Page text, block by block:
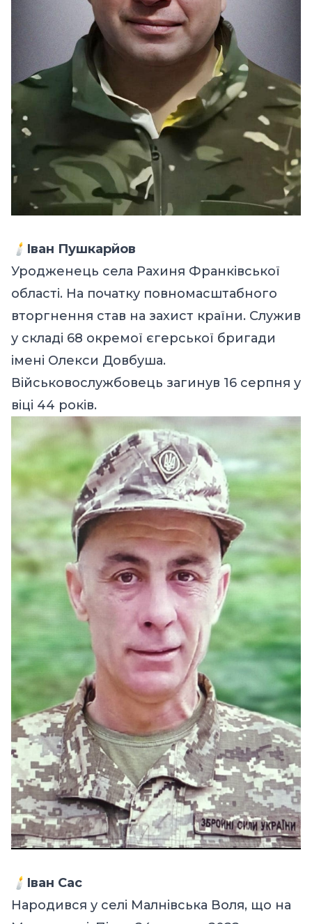
🕯️ Іван Пушкарйов
Уродженець села Рахиня Франківської
області. На початку повномасштабного
вторгнення став на захист країни. Служив
у складі 68 окремої єгерської бригади
імені Олекси Довбуша.
Військовослужбовець загинув 16 серпня у
віці 44 років.
🕯️ Іван Сас
Народився у селі Малнівська Воля, що на